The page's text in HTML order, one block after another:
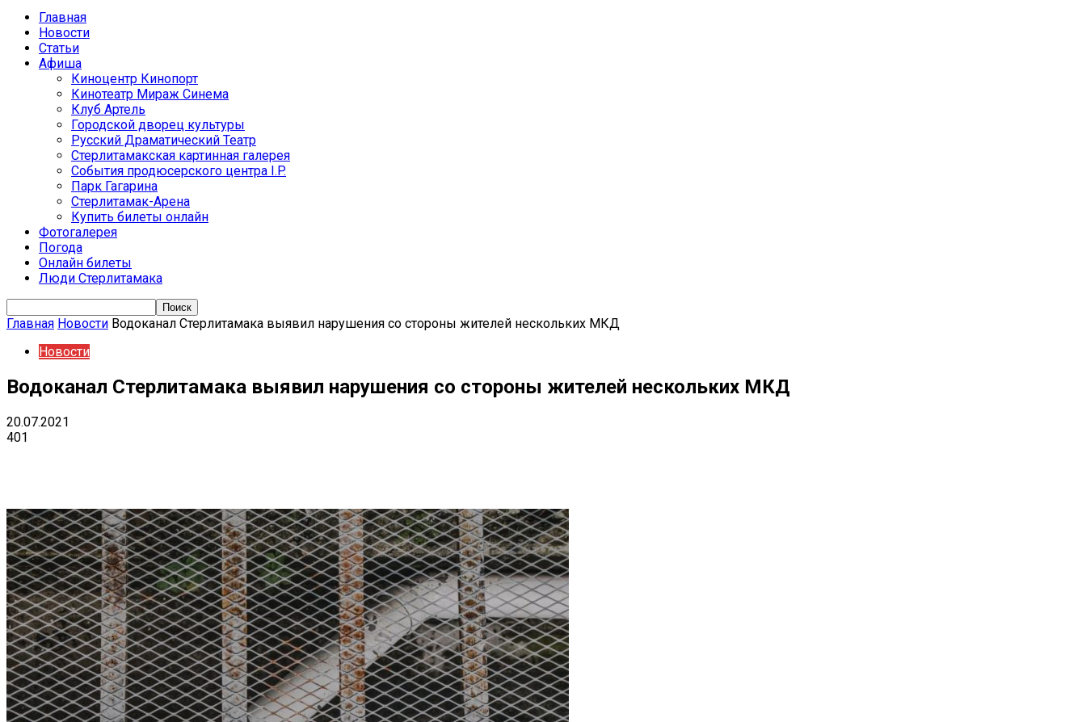
Главная
Новости
Статьи
Афиша
Киноцентр Кинопорт
Кинотеатр Мираж Синема
Клуб Артель
Городской дворец культуры
Русский Драматический Театр
Стерлитамакская картинная галерея
События продюсерского центра I.P.
Парк Гагарина
Стерлитамак-Арена
Купить билеты онлайн
Фотогалерея
Погода
Онлайн билеты
Люди Стерлитамака
Главная Новости Водоканал Стерлитамака выявил нарушения со стороны жителей нескольких МКД
Новости
Водоканал Стерлитамака выявил нарушения со стороны жителей нескольких МКД
20.07.2021
401